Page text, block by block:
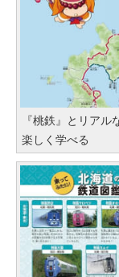
『桃鉄』とリア
楽しく学べる